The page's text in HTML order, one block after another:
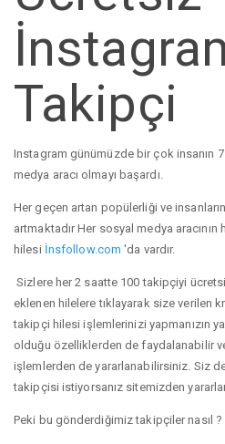
Takipçi
Instagram günümüzde bir çok insanın 7
medya aracı olmayı başardı.
Her geçen artan popülerliği ve insanların
artmaktadır Her sosyal medya
hilesi İnsfollow.com 'da vardır.
Sizlere her 2 saatte 100 takipçiyi
eklenen hilelere tıklayarak size verilen
takipçi hilesi işlemlerinizi yapmanızın
olduğu özelliklerden de faydalanabilir
işlemlerden de yararlanabilirsiniz. Siz
takipçisi istiyorsanız sitemizden
Peki bu gönderdiğimiz takipçiler nasıl ?